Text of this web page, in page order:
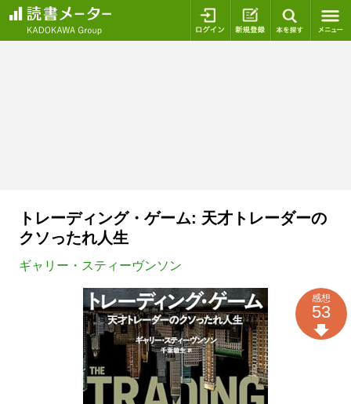
ログイン 新規登録
トレーディング・ゲーム: 天才トレーダーの
クソったれ人生
ギャリー・スティーヴンソン
感想
53